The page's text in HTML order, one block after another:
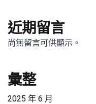
近期留言
尚無留言可供顯示。
彙整
2025 年 6 月